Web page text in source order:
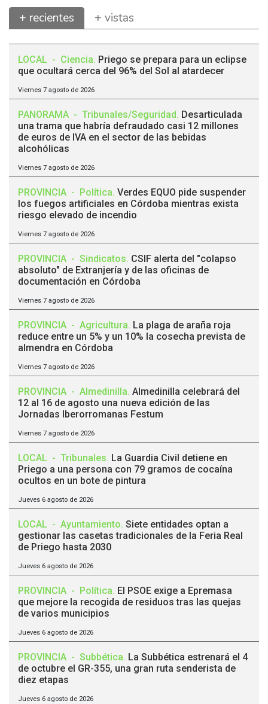
+ recientes + vistas
LOCAL - Ciencia. Priego se prepara para un eclipse
que ocultará cerca del 96% del Sol al atardecer
Viernes 7 agosto de 2026
PANORAMA - Tribunales/Seguridad. Desarticulada
una trama que habría defraudado casi 12 millones
de euros de IVA en el sector de las bebidas
alcohólicas
Viernes 7 agosto de 2026
PROVINCIA - Política. Verdes EQUO pide suspender
los fuegos artificiales en Córdoba mientras exista
riesgo elevado de incendio
Viernes 7 agosto de 2026
PROVINCIA - Sindicatos. CSIF alerta del "colapso
absoluto" de Extranjería y de las oficinas de
documentación en Córdoba
Viernes 7 agosto de 2026
PROVINCIA - Agricultura. La plaga de araña roja
reduce entre un 5% y un 10% la cosecha prevista de
almendra en Córdoba
Viernes 7 agosto de 2026
PROVINCIA - Almedinilla. Almedinilla celebrará del
12 al 16 de agosto una nueva edición de las
Jornadas Iberorromanas Festum
Viernes 7 agosto de 2026
LOCAL - Tribunales. La Guardia Civil detiene en
Priego a una persona con 79 gramos de cocaína
ocultos en un bote de pintura
Jueves 6 agosto de 2026
LOCAL - Ayuntamiento. Siete entidades optan a
gestionar las casetas tradicionales de la Feria Real
de Priego hasta 2030
Jueves 6 agosto de 2026
PROVINCIA - Política. El PSOE exige a Epremasa
que mejore la recogida de residuos tras las quejas
de varios municipios
Jueves 6 agosto de 2026
PROVINCIA - Subbética. La Subbética estrenará el 4
de octubre el GR-355, una gran ruta senderista de
diez etapas
Jueves 6 agosto de 2026